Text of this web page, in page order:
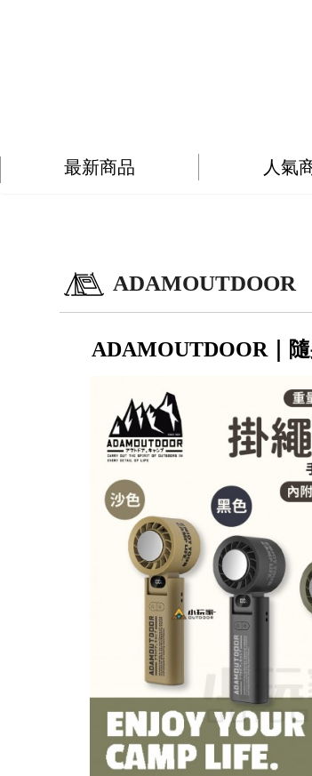
最新商品 人氣
ADAMOUTDOOR
ADAMOUTDOOR｜